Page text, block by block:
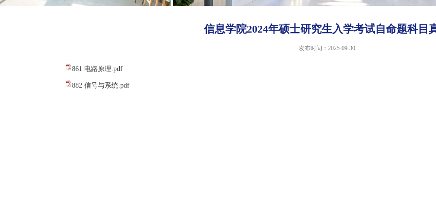
信息学院2024年硕士研究生入学考试自命题科目
发布时间：2025-09-30
861 电路原理.pdf
882 信号与系统.pdf